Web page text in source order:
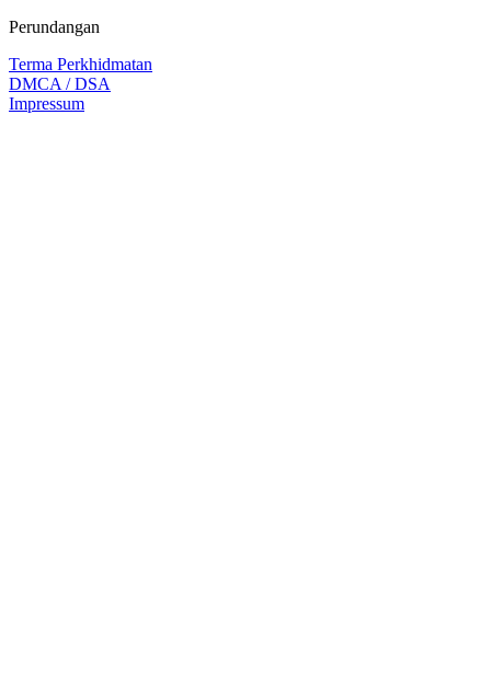
Perundangan
Terma Perkhidmatan
DMCA / DSA
Impressum